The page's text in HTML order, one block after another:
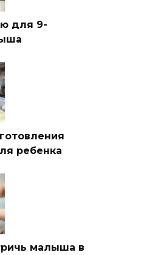
для 9-
ребенка
малыша в